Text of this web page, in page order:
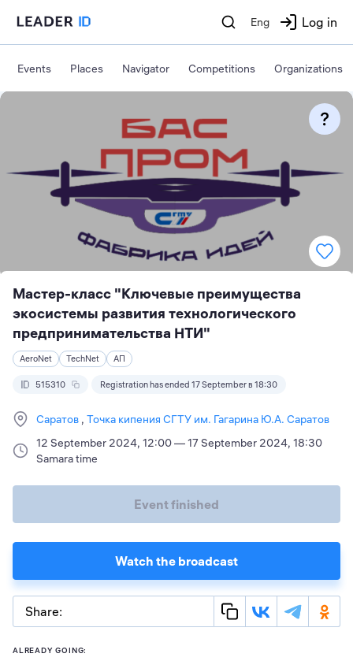
Eng Log in
Events Places Navigator Competitions Organizations
Мастер-класс "Ключевые преимущества
экосистемы развития технологического
предпринимательства НТИ"
AeroNet TechNet АП
515310 Registration has ended 17 September в 18:30
Саратов Точка кипения СГТУ им. Гагарина Ю.А. Саратов
12 September 2024, 12:00 — 17 September 2024, 18:30
Samara time
Event finished
Watch the broadcast
Share:
ALREADY GOING: